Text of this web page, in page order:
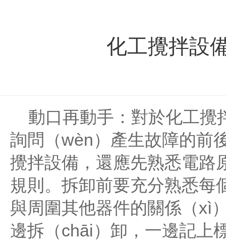
化工攪拌設
動口再動手：對於化工攪
詢問（wèn）產生故障的前
攪拌設備 ，還應先熟悉電
規則。拆卸前要充分熟悉每
與周圍其他器件的關係（xì
邊拆（chāi）卸，一邊記上